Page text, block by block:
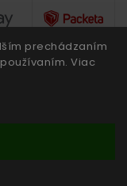
prechádzaním
Viac
práva vyhradené.